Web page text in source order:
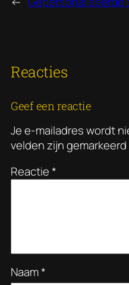
Reacties
Geef een reactie
Je e-mailadres wordt
velden zijn
Reactie*
Naam*